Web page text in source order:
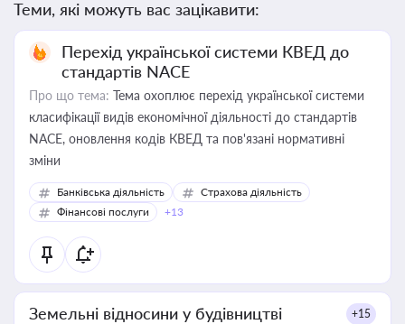
Теми, які можуть вас зацікавити:
Перехід української системи КВЕД до
стандартів NACE
Про що тема: Тема охоплює перехід української системи
класифікації видів економічної діяльності до стандартів
NACE, оновлення кодів КВЕД та пов'язані нормативні
зміни
Банківська діяльність
Страхова діяльність
Фінансові послуги
+13
Земельні відносини у будівництві +15